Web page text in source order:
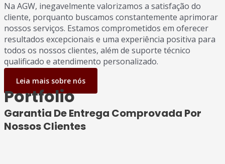
Na AGW, inegavelmente valorizamos a satisfação do
cliente, porquanto buscamos constantemente aprimorar
nossos serviços. Estamos comprometidos em oferecer
resultados excepcionais e uma experiência positiva para
todos os nossos clientes, além de suporte técnico
qualificado e atendimento personalizado.
Leia mais sobre nós
Portfolio
Garantia De Entrega Comprovada Por
Nossos Clientes